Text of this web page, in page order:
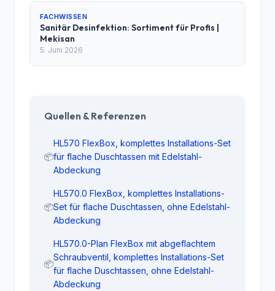
FACHWISSEN
Sanitär Desinfektion: Sortiment für Profis |
Mekisan
5. Juni 2026
Quellen & Referenzen
📦
HL570 FlexBox, komplettes Installations-Set
für flache Duschtassen mit Edelstahl-
Abdeckung
📦
HL570.0 FlexBox, komplettes Installations-
Set für flache Duschtassen, ohne Edelstahl-
Abdeckung
📦
HL570.0-Plan FlexBox mit abgeflachtem
Schraubventil, komplettes Installations-Set
für flache Duschtassen, ohne Edelstahl-
Abdeckung